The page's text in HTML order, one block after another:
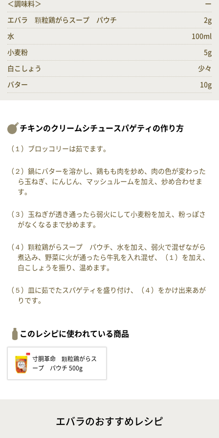
＜調味料＞ ー
エバラ 顆粒鶏がらスープ パウチ 2g
水 100ml
小麦粉 5g
白こしょう 少々
バター 10g
チキンのクリームシチュースパゲティの作り方
（１）ブロッコリーは茹でます。
（２）鍋にバターを溶かし、鶏もも肉を炒め、肉の色が変わった
ら玉ねぎ、にんじん、マッシュルームを加え、炒め合わせま
す。
（３）玉ねぎが透き通ったら弱火にして小麦粉を加え、粉っぽさ
がなくなるまで炒めます。
（４）顆粒鶏がらスープ パウチ、水を加え、弱火で混ぜながら
煮込み、野菜に火が通ったら牛乳を入れ混ぜ、（１）を加え、
白こしょうを振り、温めます。
（５）皿に茹でたスパゲティを盛り付け、（４）をかけ出来あが
りです。
このレシピに使われている商品
寸胴革命 顆粒鶏がらス
ープ パウチ 500g
エバラのおすすめレシピ